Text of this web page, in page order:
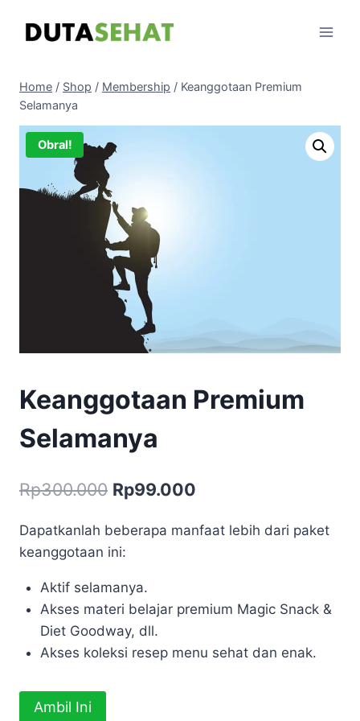
Home / Shop / Membership / Keanggotaan Premium
Selamanya
Obral!
Keanggotaan Premium
Selamanya
Rp300.000 Harga
adalah:
Rp99.000
ini
Dapatkanlah beberapa manfaat lebih dari paket
keanggotaan ini:
Aktif selamanya.
Akses materi belajar premium Magic Snack &
Diet Goodway, dll.
Akses koleksi resep menu sehat dan enak.
Kuantitas
Ambil Ini